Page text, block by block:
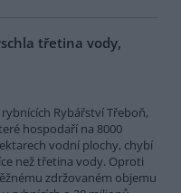
třetina vody,
rybnících Rybářství Třeboň,
hospodaří na 8000
vodní plochy, chybí
než třetina vody. Oproti
zdržovaném objemu